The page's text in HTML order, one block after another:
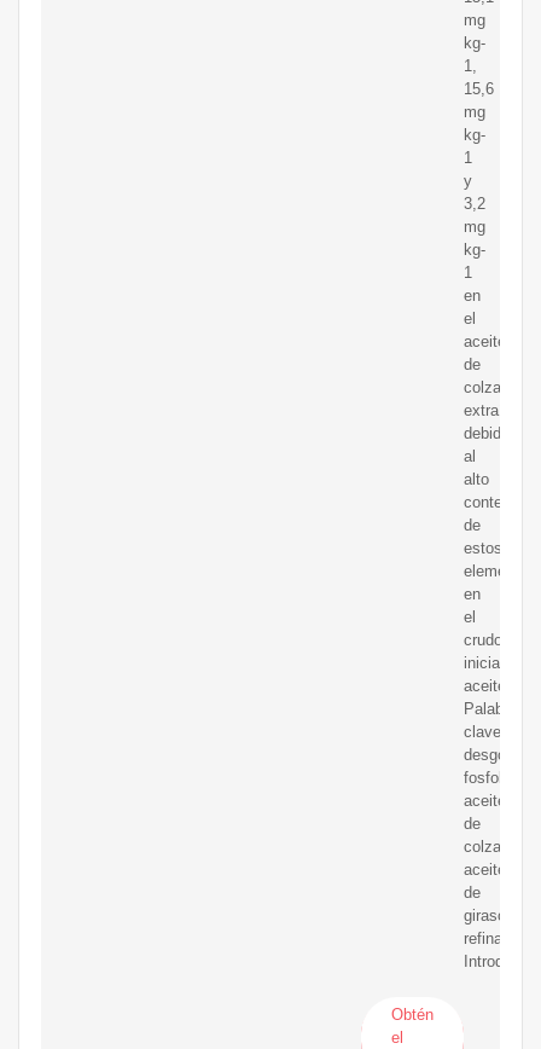
mg
kg-
1,
15,6
mg
kg-
1
y
3,2
mg
kg-
1
en
el
aceite
de
colza
extraído,
debido
al
alto
contenido
de
estos
elementos
en
el
crudo
inicial.
aceite.
Palabras
clave:
aceite
de
colza,
aceite
de
girasol,
refinado
Obtén
el